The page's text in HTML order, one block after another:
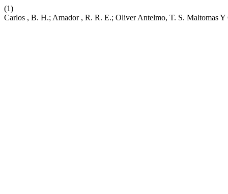
(1)
Carlos , B. H.; Amador , R. R. E.; Oliver Antelmo, T. S. Maltomas